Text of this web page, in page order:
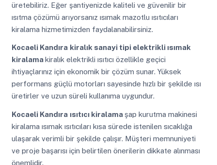
üretebiliriz. Eğer şantiyenizde kaliteli ve güvenilir bir
ısıtma çözümü arıyorsanız ısımak mazotlu ısıtıcıları
kiralama hizmetimizden faydalanabilirsiniz.
Kocaeli Kandıra kiralık sanayi tipi elektrikli ısımak
kiralamakiralık elektrikli ısıtıcı özellikle geçici
ihtiyaçlarınız için ekonomik bir çözüm sunar. Yüksek
performans güçlü motorları sayesinde hızlı bir şekilde ısı
üretirler ve uzun süreli kullanıma uygundur.
Kocaeli Kandıra ısıtıcı kiralama şap kurutma makinesi
kiralama ısımak ısıtıcıları kısa sürede istenilen sıcaklığa
ulaşarak verimli bir şekilde çalışır. Müşteri memnuniyeti
ve proje başarısı için belirtilen önerilerin dikkate alınması
önemlidir.